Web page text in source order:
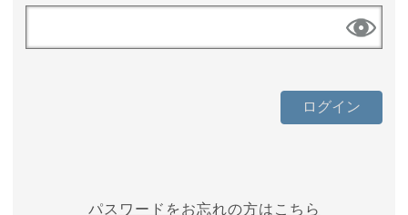
パスワードをお忘れの方はこちら